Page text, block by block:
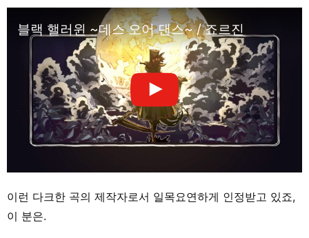
블랙 핼러윈 ~데스 오어 댄스~ / 죠르진
이런 다크한 곡의 제작자로서 일목요연하게 인정받고 있죠,
이 분은.